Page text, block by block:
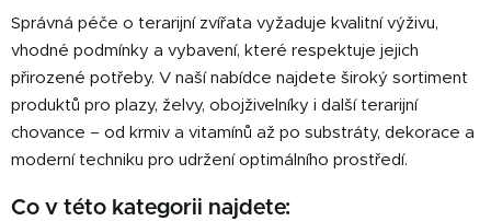
p
r
v
k
y
v
p
Správná péče o terarijní zvířata vyžaduje kvalitní výživu,
vhodné podmínky a vybavení, které respektuje jejich
přirozené potřeby. V naší nabídce najdete široký sortiment
produktů pro plazy, želvy, obojživelníky i další terarijní
chovance – od krmiv a vitamínů až po substráty, dekorace a
moderní techniku pro udržení optimálního prostředí.
Co v této kategorii najdete: